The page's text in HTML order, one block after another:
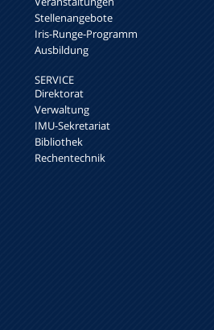
Stellenangebote
Iris-Runge-Programm
Ausbildung
SERVICE
Direktorat
Verwaltung
IMU-Sekretariat
Bibliothek
Rechentechnik